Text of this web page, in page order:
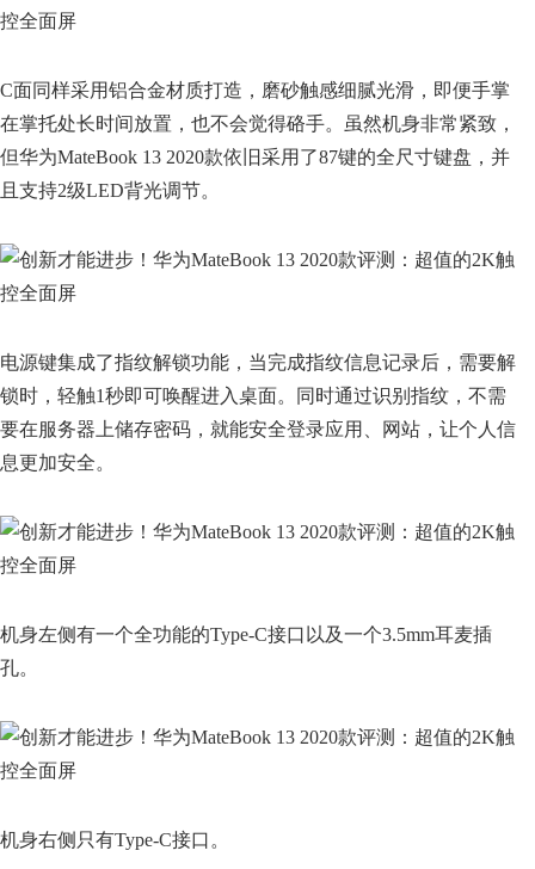
C面同样采用铝合金材质打造，磨砂触感细腻光滑，即便手掌
在掌托处长时间放置，也不会觉得硌手。虽然机身非常紧致，
但华为MateBook 13 2020款依旧采用了87键的全尺寸键盘，并
且支持2级LED背光调节。
电源键集成了指纹解锁功能，当完成指纹信息记录后，需要解
锁时，轻触1秒即可唤醒进入桌面。同时通过识别指纹，不需
要在服务器上储存密码，就能安全登录应用、网站，让个人信
息更加安全。
机身左侧有一个全功能的Type-C接口以及一个3.5mm耳麦插
孔。
机身右侧只有Type-C接口。